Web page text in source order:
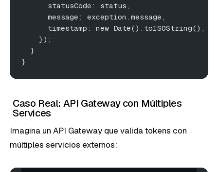
      statusCode: status,
      message: exception.message,
      timestamp: new Date().toISOString(),
    });
  }
}
Caso Real: API Gateway con Múltiples
Services
Imagina un API Gateway que valida tokens con
múltiples servicios externos: